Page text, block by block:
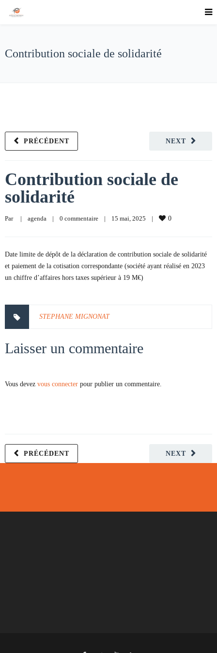
Contribution sociale de solidarité
NEXT
PRÉCÉDENT
Contribution sociale de
solidarité
Par | agenda | 0 commentaire | 15 mai, 2025 | 0
Date limite de dépôt de la déclaration de contribution sociale de solidarité
et paiement de la cotisation correspondante (société ayant réalisé en 2023
un chiffre d’affaires hors taxes supérieur à 19 M€)
STEPHANE MIGNONAT
Laisser un commentaire
Vous devez vous connecter pour publier un commentaire.
NEXT
PRÉCÉDENT